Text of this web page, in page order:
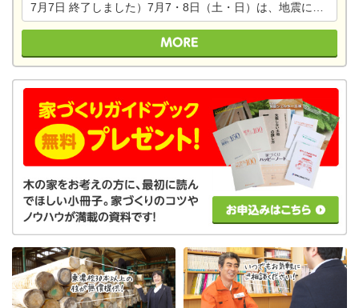
7月7日 終了しました）7月7・8日（土・日）は、地震に強くて安心！暮らしを楽しむ東濃ひのきの平屋の家体験見学会を開催します。ぜひお越しください。